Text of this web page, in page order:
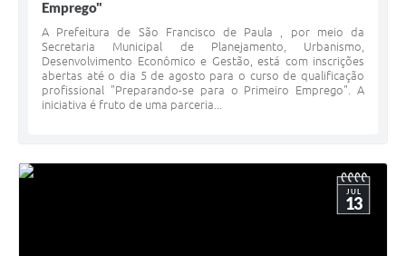
Emprego"
A Prefeitura de São Francisco de Paula , por meio da
Secretaria Municipal de Planejamento, Urbanismo,
Desenvolvimento Econômico e Gestão, está com inscrições
abertas até o dia 5 de agosto para o curso de qualificação
profissional "Preparando-se para o Primeiro Emprego". A
iniciativa é fruto de uma parceria...
JUL
13